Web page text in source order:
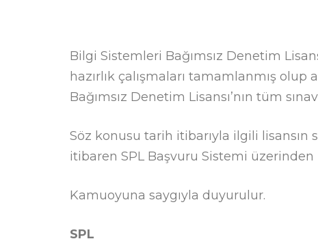
Bilgi Sistemleri Bağımsız Denetim
hazırlık çalışmaları tamamlanmış olup
Bağımsız Denetim Lisansı’nın tüm
Söz konusu tarih itibarıyla ilgili lisansın
itibaren SPL Başvuru Sistemi üzerinden
Kamuoyuna saygıyla duyurulur.
SPL